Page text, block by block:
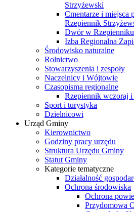
Strzyżewski
Cmentarze i miejsca
Rzepiennik
Dwór w
Izba Regionalna
Środowisko naturalne
Rolnictwo
Stowarzyszenia i zespoły
Naczelnicy i Wójtowie
Czasopisma regionalne
Rzepiennik wczoraj i
Sport i turystyka
Dzielnicowi
Urząd Gminy
Kierownictwo
Godziny pracy urzędu
Struktura Urzędu Gminy
Statut Gminy
Kategorie tematyczne
Działalność
Ochrona środowiska
Ochrona
Przydomowa